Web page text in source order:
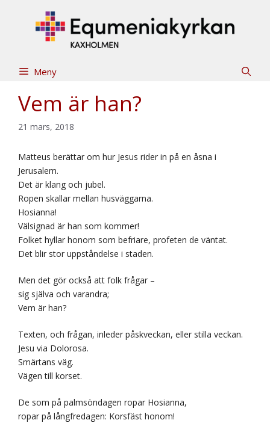
Meny
Vem är han?
21 mars, 2018
Matteus berättar om hur Jesus rider in på en åsna i
Jerusalem.
Det är klang och jubel.
Ropen skallar mellan husväggarna.
Hosianna!
Välsignad är han som kommer!
Folket hyllar honom som befriare, profeten de väntat.
Det blir stor uppståndelse i staden.
Men det gör också att folk frågar –
sig själva och varandra;
Vem är han?
Texten, och frågan, inleder påskveckan, eller stilla veckan.
Jesu via Dolorosa.
Smärtans väg.
Vägen till korset.
De som på palmsöndagen ropar Hosianna,
ropar på långfredagen: Korsfäst honom!